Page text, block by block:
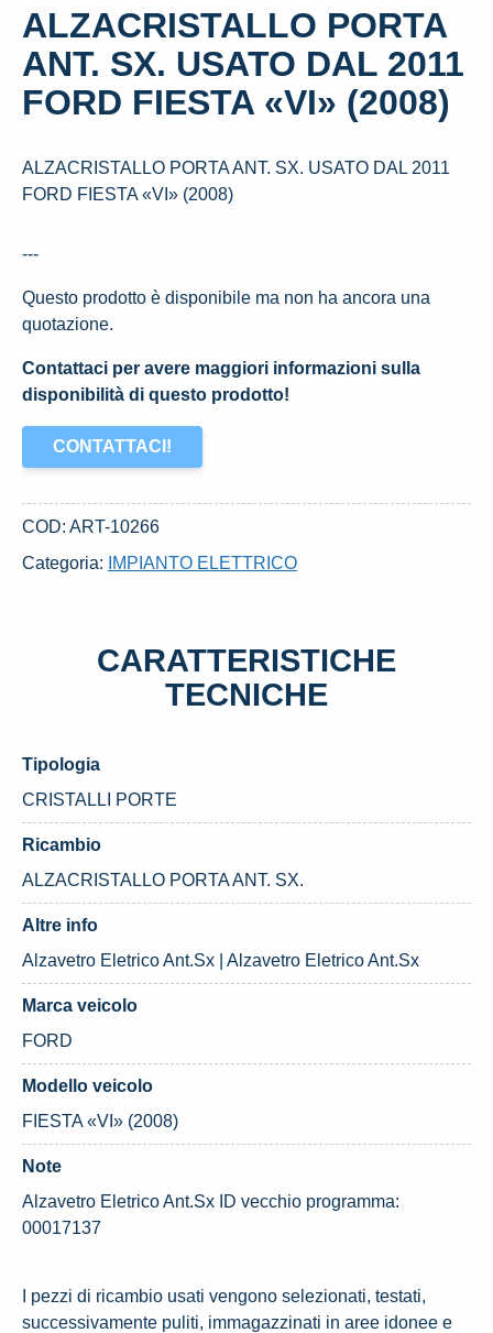
ALZACRISTALLO PORTA
ANT. SX. USATO DAL 2011
FORD FIESTA «VI» (2008)
ALZACRISTALLO PORTA ANT. SX. USATO DAL 2011
FORD FIESTA «VI» (2008)
---
Questo prodotto è disponibile ma non ha ancora una
quotazione.
Contattaci per avere maggiori informazioni sulla
disponibilità di questo prodotto!
CONTATTACI!
COD: ART-10266
Categoria:
IMPIANTO ELETTRICO
CARATTERISTICHE
TECNICHE
Tipologia
CRISTALLI PORTE
Ricambio
ALZACRISTALLO PORTA ANT. SX.
Altre info
Alzavetro Eletrico Ant.Sx | Alzavetro Eletrico Ant.Sx
Marca veicolo
FORD
Modello veicolo
FIESTA «VI» (2008)
Note
Alzavetro Eletrico Ant.Sx ID vecchio programma:
00017137
I pezzi di ricambio usati vengono selezionati, testati,
successivamente puliti, immagazzinati in aree idonee e